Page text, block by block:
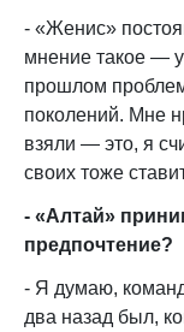
- «Женис»
мнение такое —
прошлом
поколений. Мне
взяли — это, я
своих тоже
- «Алтай»
предпочтение?
- Я думаю,
два назад был,